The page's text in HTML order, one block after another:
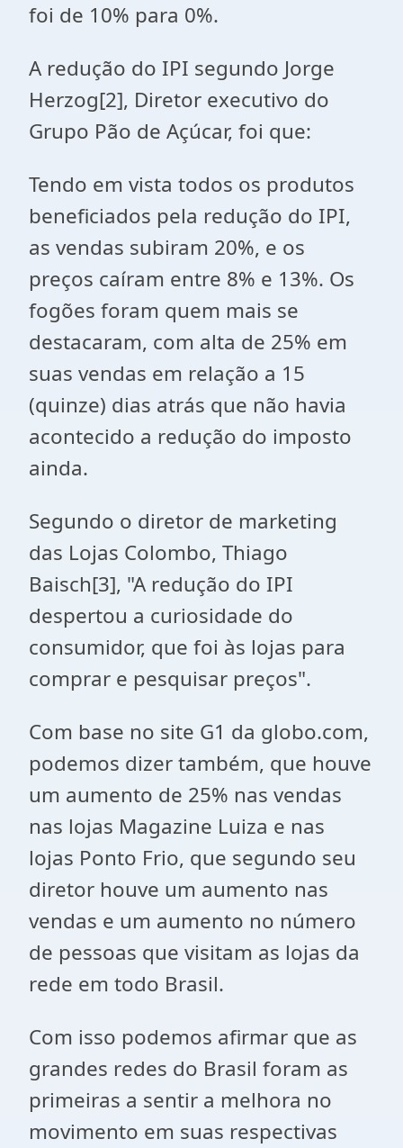
foi de 10% para 0%.
A redução do IPI segundo Jorge
Herzog[2], Diretor executivo do
Grupo Pão de Açúcar, foi que:
Tendo em vista todos os produtos
beneficiados pela redução do IPI,
as vendas subiram 20%, e os
preços caíram entre 8% e 13%. Os
fogões foram quem mais se
destacaram, com alta de 25% em
suas vendas em relação a 15
(quinze) dias atrás que não havia
acontecido a redução do imposto
ainda.
Segundo o diretor de marketing
das Lojas Colombo, Thiago
Baisch[3], "A redução do IPI
despertou a curiosidade do
consumidor, que foi às lojas para
comprar e pesquisar preços".
Com base no site G1 da globo.com,
podemos dizer também, que houve
um aumento de 25% nas vendas
nas lojas Magazine Luiza e nas
lojas Ponto Frio, que segundo seu
diretor houve um aumento nas
vendas e um aumento no número
de pessoas que visitam as lojas da
rede em todo Brasil.
Com isso podemos afirmar que as
grandes redes do Brasil foram as
primeiras a sentir a melhora no
movimento em suas respectivas